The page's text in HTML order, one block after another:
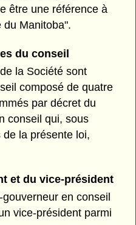
être une référence à
du Manitoba".
du conseil
la Société sont
composé de quatre
par décret du
conseil qui, sous
la présente loi,
et du vice-président
en conseil
vice-président parmi